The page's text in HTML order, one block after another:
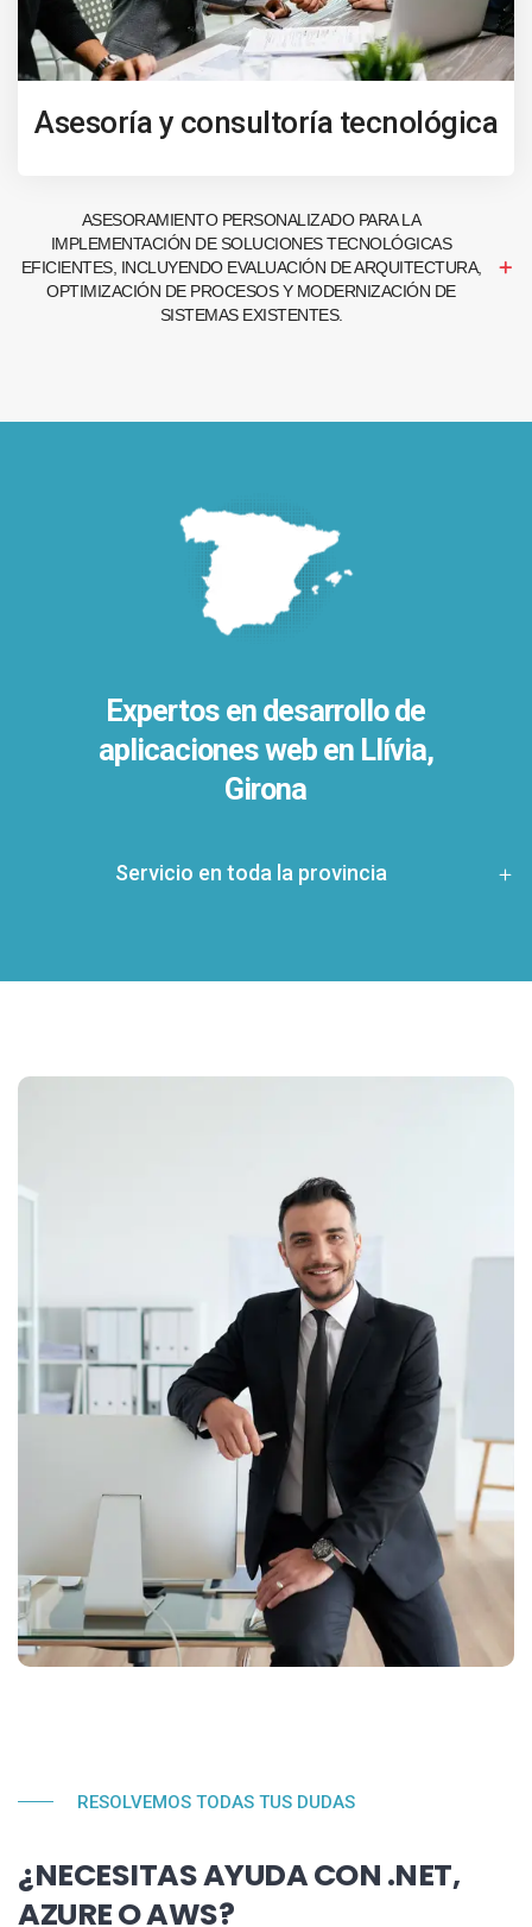
Asesoría y consultoría tecnológica
ASESORAMIENTO PERSONALIZADO PARA LA
IMPLEMENTACIÓN DE SOLUCIONES TECNOLÓGICAS
EFICIENTES, INCLUYENDO EVALUACIÓN DE ARQUITECTURA,
OPTIMIZACIÓN DE PROCESOS Y MODERNIZACIÓN DE
SISTEMAS EXISTENTES.
Expertos en desarrollo de
aplicaciones web en Llívia,
Girona
Servicio en toda la provincia
RESOLVEMOS TODAS TUS DUDAS
¿NECESITAS AYUDA CON .NET,
AZURE O AWS?